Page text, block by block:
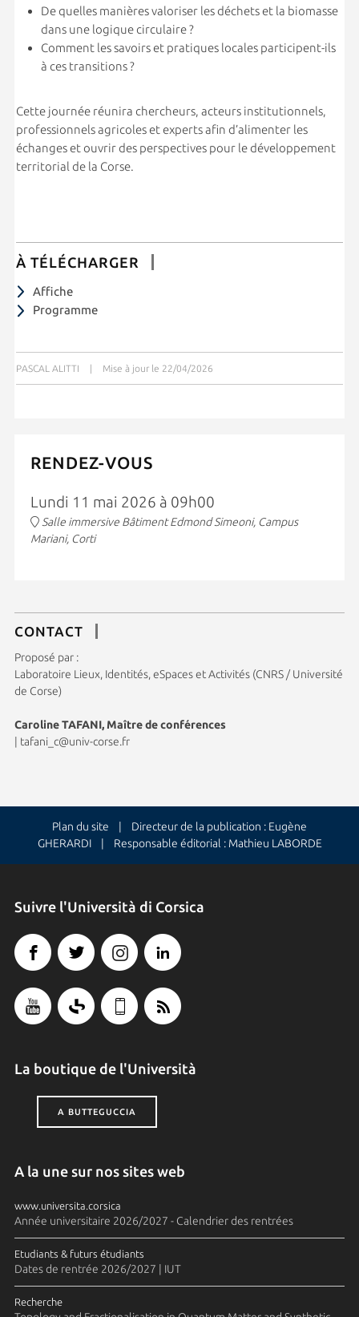
De quelles manières valoriser les déchets et la biomasse
dans une logique circulaire ?
Comment les savoirs et pratiques locales participent-ils
à ces transitions ?
Cette journée réunira chercheurs, acteurs institutionnels,
professionnels agricoles et experts afin d’alimenter les
échanges et ouvrir des perspectives pour le développement
territorial de la Corse.
À TÉLÉCHARGER
Affiche
Programme
PASCAL ALITTI | Mise à jour le 22/04/2026
RENDEZ-VOUS
Lundi 11 mai 2026 à 09h00
Salle immersive Bâtiment Edmond Simeoni, Campus
Mariani, Corti
CONTACT
Proposé par :
Laboratoire Lieux, Identités, eSpaces et Activités (CNRS / Université
de Corse)
Caroline TAFANI, Maître de conférences
tafani_c@univ-corse.fr
Plan du site | Directeur de la publication : Eugène
GHERARDI | Responsable éditorial : Mathieu LABORDE
Suivre l'Università di Corsica
La boutique de l'Università
A BUTTEGUCCIA
A la une sur nos sites web
www.universita.corsica
Année universitaire 2026/2027 - Calendrier des rentrées
Etudiants & futurs étudiants
Dates de rentrée 2026/2027 | IUT
Recherche